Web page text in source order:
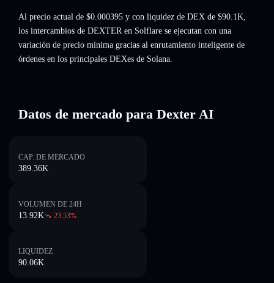
Al precio actual de $0.000395 y con liquidez de DEX de $90.1K,
los intercambios de DEXTER en Solflare se ejecutan con una
variación de precio mínima gracias al enrutamiento inteligente de
órdenes en los principales DEXes de Solana.
Datos de mercado para Dexter AI
CAP. DE MERCADO
389.36K
VOLUMEN DE 24H
13.92K 23.53%
LIQUIDEZ
90.06K